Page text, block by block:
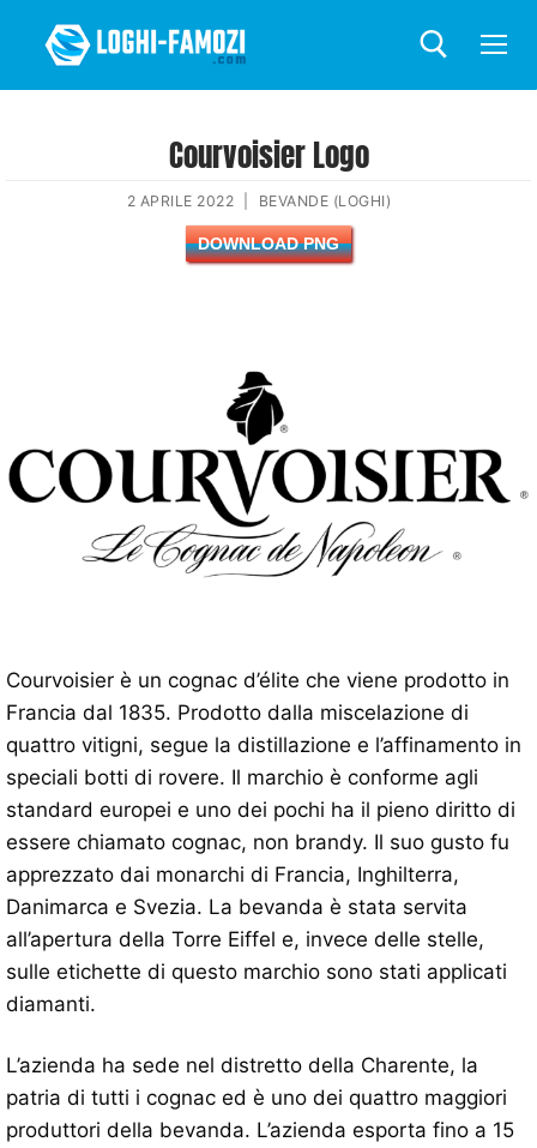
Courvoisier Logo
2 APRILE 2022 BEVANDE (LOGHI)
DOWNLOAD PNG
Courvoisier è un cognac d’élite che viene prodotto in
Francia dal 1835. Prodotto dalla miscelazione di
quattro vitigni, segue la distillazione e l’affinamento in
speciali botti di rovere. Il marchio è conforme agli
standard europei e uno dei pochi ha il pieno diritto di
essere chiamato cognac, non brandy. Il suo gusto fu
apprezzato dai monarchi di Francia, Inghilterra,
Danimarca e Svezia. La bevanda è stata servita
all’apertura della Torre Eiffel e, invece delle stelle,
sulle etichette di questo marchio sono stati applicati
diamanti.
L’azienda ha sede nel distretto della Charente, la
patria di tutti i cognac ed è uno dei quattro maggiori
produttori della bevanda. L’azienda esporta fino a 15